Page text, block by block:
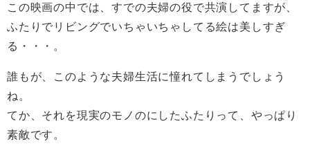
この映画の中では、すでの夫婦の役で共演してますが、
ふたりでリビングでいちゃいちゃしてる絵は美しすぎ
る・・・。
誰もが、このような夫婦生活に憧れてしまうでしょう
ね。
てか、それを現実のモノのにしたふたりって、やっぱり
素敵です。